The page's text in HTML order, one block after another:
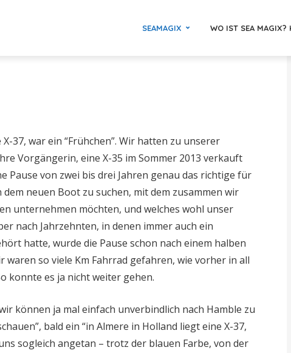
SEAMAGIX WO IST SEA MAGIX?
X-37, war ein “Frühchen”. Wir hatten zu unserer
Vorgängerin, eine X-35 im Sommer 2013 verkauft
Pause von zwei bis drei Jahren genau das richtige für
dem neuen Boot zu suchen, mit dem zusammen wir
unternehmen möchten, und welches wohl unser
nach Jahrzehnten, in denen immer auch ein
hatte, wurde die Pause schon nach einem halben
waren so viele Km Fahrrad gefahren, wie vorher in all
konnte es ja nicht weiter gehen.
können ja mal einfach unverbindlich nach Hamble zu
bald ein “in Almere in Holland liegt eine X-37,
sogleich angetan – trotz der blauen Farbe, von der